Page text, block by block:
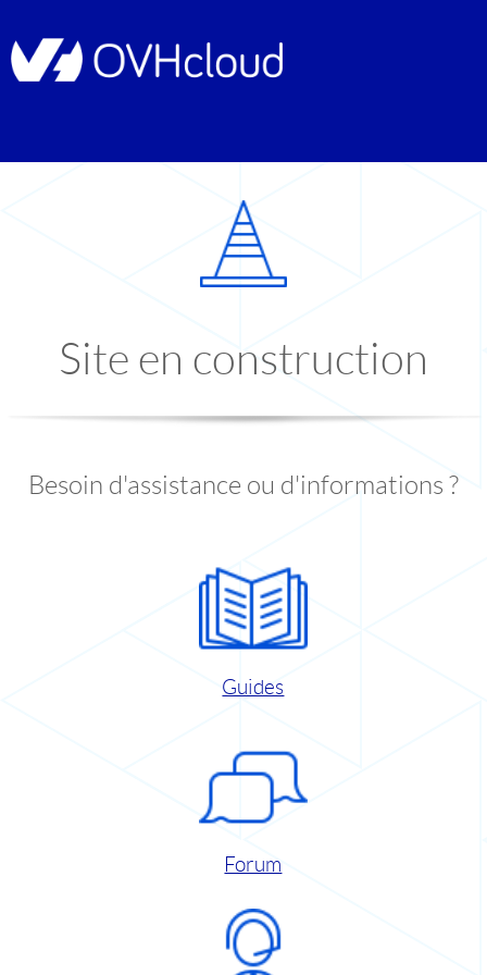
Site en construction
Besoin d'assistance ou d'informations ?
Guides
Forum